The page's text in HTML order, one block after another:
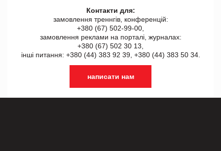
Контакти для:
замовлення треннгів, конференцій:
+380 (67) 502-99-00,
замовлення реклами на порталі, журналах:
+380 (67) 502 30 13,
інші питання: +380 (44) 383 92 39, +380 (44) 383 50 34.
написати нам